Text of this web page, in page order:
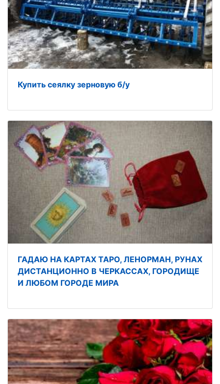
Купить сеялку зерновую б/у
ГАДАЮ НА КАРТАХ ТАРО, ЛЕНОРМАН, РУНАХ
ДИСТАНЦИОННО В ЧЕРКАССАХ, ГОРОДИЩЕ
И ЛЮБОМ ГОРОДЕ МИРА